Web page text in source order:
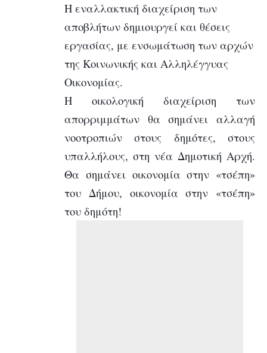
Η εναλλακτική διαχείριση των
αποβλήτων δημιουργεί και θέσεις
εργασίας, με ενσωμάτωση των αρχών
της Κοινωνικής και Αλληλέγγυας
Οικονομίας.
Η οικολογική διαχείριση των
απορριμμάτων θα σημάνει αλλαγή
νοοτροπιών στους δημότες, στους
υπαλλήλους, στη νέα Δημοτική Αρχή.
Θα σημάνει οικονομία στην «τσέπη»
του Δήμου, οικονομία στην «τσέπη»
του δημότη!